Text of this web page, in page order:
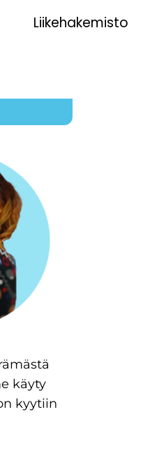
Liikehakemisto
käyty
kyytiin